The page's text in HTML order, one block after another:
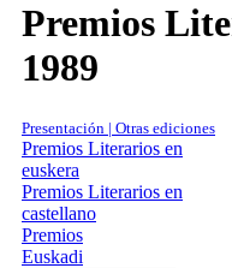
Premios
1989
Presentación | Otras ediciones
Premios Literarios en
euskera
Premios Literarios en
castellano
Premios
Euskadi